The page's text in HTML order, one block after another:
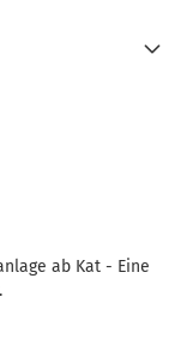
ab Kat - Eine